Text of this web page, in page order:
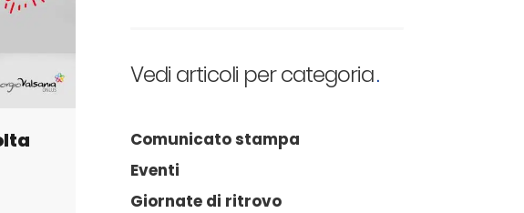
Vedi articoli per categoria
Comunicato stampa
Eventi
Giornate di ritrovo